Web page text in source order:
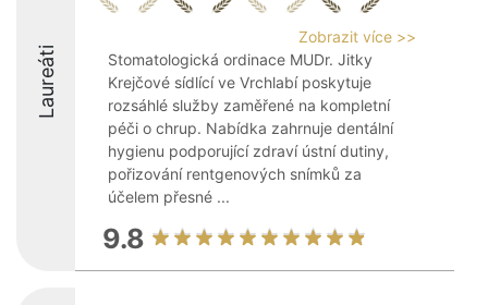
Laureáti
Zobrazit více >>
Stomatologická ordinace MUDr. Jitky
Krejčové sídlící ve Vrchlabí poskytuje
rozsáhlé služby zaměřené na kompletní
péči o chrup. Nabídka zahrnuje dentální
hygienu podporující zdraví ústní dutiny,
pořizování rentgenových snímků za
účelem přesné ...
9.8